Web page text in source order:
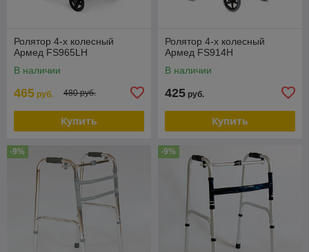
Ролятор 4-х колесный
Армед FS965LH
В наличии
465 руб. 480 руб.
Купить
Ролятор 4-х колесный
Армед FS914H
В наличии
425 руб.
Купить
-9% -9%